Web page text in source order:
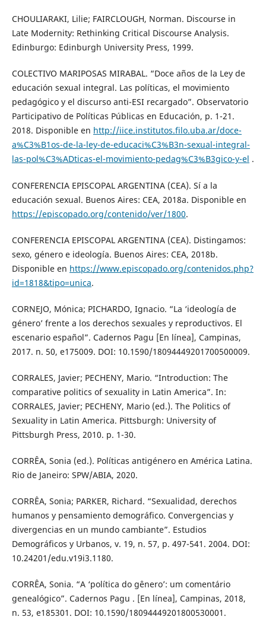
CHOULIARAKI, Lilie; FAIRCLOUGH, Norman. Discourse in
Late Modernity: Rethinking Critical Discourse Analysis.
Edinburgo: Edinburgh University Press, 1999.
COLECTIVO MARIPOSAS MIRABAL. “Doce años de la Ley de
educación sexual integral. Las políticas, el movimiento
pedagógico y el discurso anti-ESI recargado”. Observatorio
Participativo de Políticas Públicas en Educación, p. 1-21.
2018. Disponible en http://iice.institutos.filo.uba.ar/doce-
a%C3%B1os-de-la-ley-de-educaci%C3%B3n-sexual-integral-
las-pol%C3%ADticas-el-movimiento-pedag%C3%B3gico-y-el .
CONFERENCIA EPISCOPAL ARGENTINA (CEA). Sí a la
educación sexual. Buenos Aires: CEA, 2018a. Disponible en
https://episcopado.org/contenido/ver/1800.
CONFERENCIA EPISCOPAL ARGENTINA (CEA). Distingamos:
sexo, género e ideología. Buenos Aires: CEA, 2018b.
Disponible en https://www.episcopado.org/contenidos.php?
id=1818&tipo=unica.
CORNEJO, Mónica; PICHARDO, Ignacio. “La ‘ideología de
género’ frente a los derechos sexuales y reproductivos. El
escenario español”. Cadernos Pagu [En línea], Campinas,
2017. n. 50, e175009. DOI: 10.1590/18094449201700500009.
CORRALES, Javier; PECHENY, Mario. “Introduction: The
comparative politics of sexuality in Latin America”. In:
CORRALES, Javier; PECHENY, Mario (ed.). The Politics of
Sexuality in Latin America. Pittsburgh: University of
Pittsburgh Press, 2010. p. 1-30.
CORRÊA, Sonia (ed.). Políticas antigénero en América Latina.
Rio de Janeiro: SPW/ABIA, 2020.
CORRÊA, Sonia; PARKER, Richard. “Sexualidad, derechos
humanos y pensamiento demográfico. Convergencias y
divergencias en un mundo cambiante”. Estudios
Demográficos y Urbanos, v. 19, n. 57, p. 497-541. 2004. DOI:
10.24201/edu.v19i3.1180.
CORRÊA, Sonia. “A ‘política do gênero’: um comentário
genealógico”. Cadernos Pagu . [En línea], Campinas, 2018,
n. 53, e185301. DOI: 10.1590/18094449201800530001.